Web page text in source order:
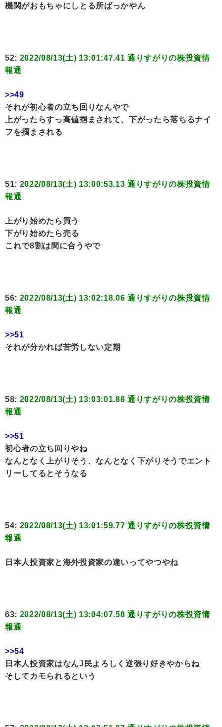
機関がおもちゃにしとる所ばっかやん
52: 2022/08/13(土) 13:01:47.41 通りすがりの株投資情
報通
>>49
それが初心者の立ち回りなんやで
上がったらすっ高値掴まされて、下がったら落ちるナイ
フを掴まされる
51: 2022/08/13(土) 13:00:53.13 通りすがりの株投資情
報通
上がり始めたら買う
下がり始めたら売る
これで8割は間に合うやで
56: 2022/08/13(土) 13:02:18.06 通りすがりの株投資情
報通
>>51
それが分かれば苦労しない定期
58: 2022/08/13(土) 13:03:01.88 通りすがりの株投資情
報通
>>51
初心者の立ち回りやね
なんとなく上がりそう、なんとなく下がりそうでエント
リーしてるとそうなる
54: 2022/08/13(土) 13:01:59.77 通りすがりの株投資情
報通
日本人投資家と海外投資家の違いってやつやね
63: 2022/08/13(土) 13:04:07.58 通りすがりの株投資情
報通
>>54
日本人投資家はなんJ民よろしく逆張り好きやからね
そしてカモられるという